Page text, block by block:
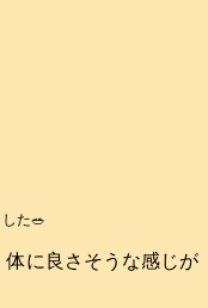
た🥗
に良さそうな感じが